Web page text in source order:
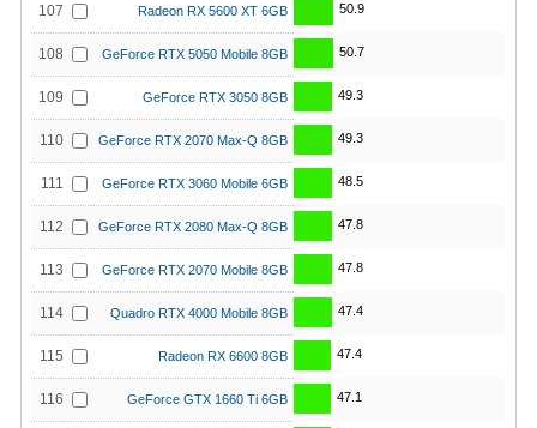
107 Radeon RX 5600 XT 6GB 50.9
108 GeForce RTX 5050 Mobile 8GB 50.7
109 GeForce RTX 3050 8GB 49.3
110 GeForce RTX 2070 Max-Q 8GB 49.3
111 GeForce RTX 3060 Mobile 6GB 48.5
112 GeForce RTX 2080 Max-Q 8GB 47.8
113 GeForce RTX 2070 Mobile 8GB 47.8
114 Quadro RTX 4000 Mobile 8GB 47.4
115 Radeon RX 6600 8GB 47.4
116 GeForce GTX 1660 Ti 6GB 47.1